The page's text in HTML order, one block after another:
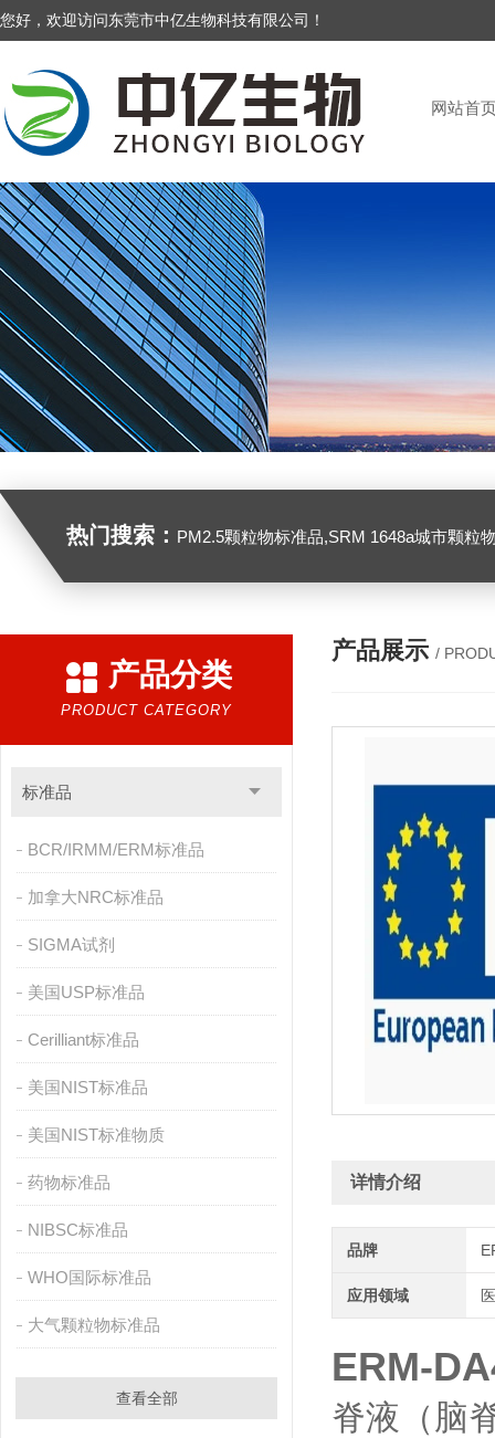
您好，欢迎访问东莞市中亿生物科技有限公司！
网站首
热门搜索： PM2.5颗粒物标准品,SRM 1648a城市颗粒物,SRM 1649B
产品分类
PRODUCT CATEGORY
标准品
BCR/IRMM/ERM标准品
加拿大NRC标准品
SIGMA试剂
美国USP标准品
Cerilliant标准品
美国NIST标准品
美国NIST标准物质
药物标准品
NIBSC标准品
WHO国际标准品
大气颗粒物标准品
查看全部
产品展示 /
详情介绍
品牌
应用领域
ERM-
脊液（脑